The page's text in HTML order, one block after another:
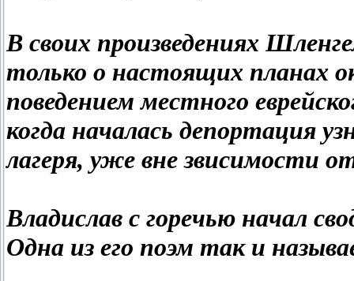
В своих произведениях
только о настоящих планах
поведением местного
когда началась депортация
лагеря, уже вне звисимости
Владислав с горечью начал
Одна из его поэм так и